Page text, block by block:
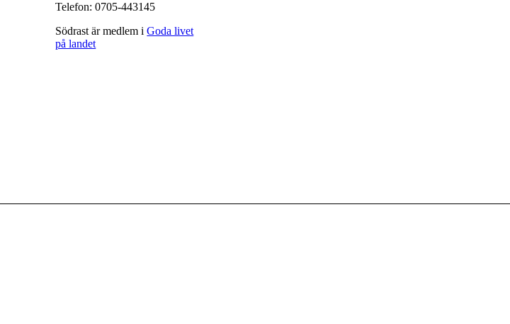
Telefon: 0705-443145
Södrast är medlem iGoda livet
på landet